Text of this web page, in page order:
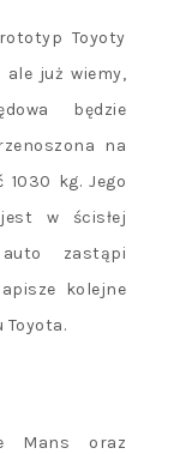
Toyoty
już wiemy,
będzie
na
kg. Jego
w ścisłej
zastąpi
kolejne
Mans oraz